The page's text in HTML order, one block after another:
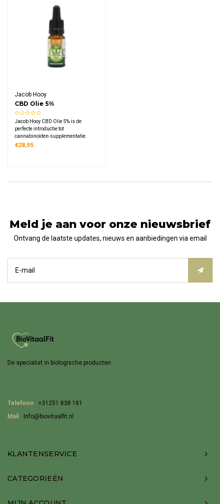
Jacob Hooy
CBD Olie 5%
Jacob Hooy CBD Olie 5% is de
perfecte introductie tot
cannabinoïden-supplementatie.
Deze full-spectrum olie combineert
€28,95
Meld je aan voor onze nieuwsbrief
Ontvang de laatste updates, nieuws en aanbiedingen via email
De specialist in biologische producten
Telefoon
+31251 838 181
Mail
Info@biovitaalfit.nl
KLANTENSERVICE
CATEGORIEËN